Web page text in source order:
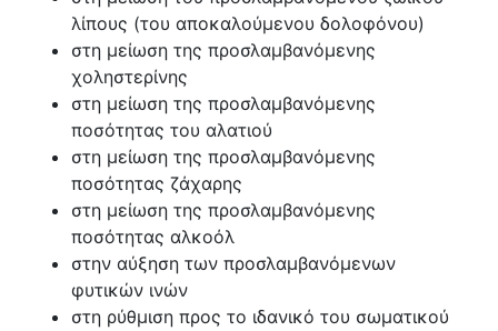
λίπους (του αποκαλούμενου δολοφόνου)
στη μείωση της προσλαμβανόμενης
χοληστερίνης
στη μείωση της προσλαμβανόμενης
ποσότητας του αλατιού
στη μείωση της προσλαμβανόμενης
ποσότητας ζάχαρης
στη μείωση της προσλαμβανόμενης
ποσότητας αλκοόλ
στην αύξηση των προσλαμβανόμενων
φυτικών ινών
στη ρύθμιση προς το ιδανικό του σωματικού